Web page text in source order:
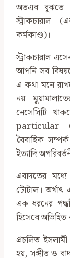
অতএব বুঝতে
স্ট্রাকচারাল
কর্মকাণ্ড)।
স্ট্রাকচারাল-
আপনি সব
এ কথা মনে
নয়।
নেসেসিটি
particular।
বৈবাহিক
ইত্যাদি
এবাদতের
টোটাল।
এক ধরনের
হিসেবে
প্রচলিত
হয়, সঙ্গীত ও